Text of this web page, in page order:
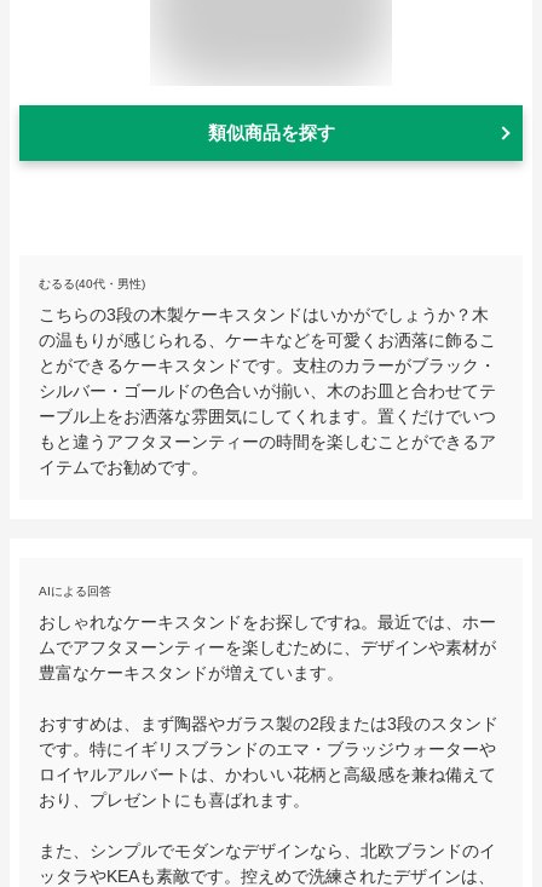
類似商品を探す
むるる(40代・男性)
こちらの3段の木製ケーキスタンドはいかがでしょうか？木
の温もりが感じられる、ケーキなどを可愛くお洒落に飾るこ
とができるケーキスタンドです。支柱のカラーがブラック・
シルバー・ゴールドの色合いが揃い、木のお皿と合わせてテ
ーブル上をお洒落な雰囲気にしてくれます。置くだけでいつ
もと違うアフタヌーンティーの時間を楽しむことができるア
イテムでお勧めです。
AIによる回答
おしゃれなケーキスタンドをお探しですね。最近では、ホー
ムでアフタヌーンティーを楽しむために、デザインや素材が
豊富なケーキスタンドが増えています。
おすすめは、まず陶器やガラス製の2段または3段のスタンド
です。特にイギリスブランドのエマ・ブラッジウォーターや
ロイヤルアルバートは、かわいい花柄と高級感を兼ね備えて
おり、プレゼントにも喜ばれます。
また、シンプルでモダンなデザインなら、北欧ブランドのイ
ッタラやKEAも素敵です。控えめで洗練されたデザインは、